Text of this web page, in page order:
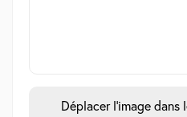
Déplacer l'image